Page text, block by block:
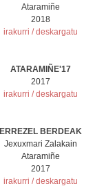
Ataramiñe
2018
irakurri / deskargatu
ATARAMIÑE'17
2017
irakurri / deskargatu
ERREZEL BERDEAK
Jexuxmari Zalakain
Ataramiñe
2017
irakurri / deskargatu